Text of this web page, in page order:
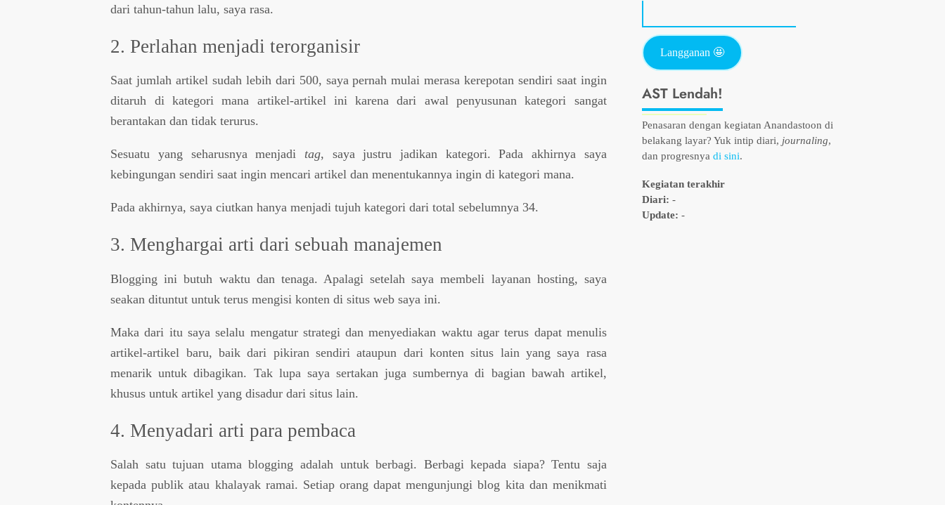
dari tahun-tahun lalu, saya rasa.
2. Perlahan menjadi terorganisir
Saat jumlah artikel sudah lebih dari 500, saya pernah mulai merasa kerepotan sendiri saat ingin
ditaruh di kategori mana artikel-artikel ini karena dari awal penyusunan kategori sangat
berantakan dan tidak terurus.
Sesuatu yang seharusnya menjadi tag, saya justru jadikan kategori. Pada akhirnya saya
kebingungan sendiri saat ingin mencari artikel dan menentukannya ingin di kategori mana.
Pada akhirnya, saya ciutkan hanya menjadi tujuh kategori dari total sebelumnya 34.
3. Menghargai arti dari sebuah manajemen
Blogging ini butuh waktu dan tenaga. Apalagi setelah saya membeli layanan hosting, saya
seakan dituntut untuk terus mengisi konten di situs web saya ini.
Maka dari itu saya selalu mengatur strategi dan menyediakan waktu agar terus dapat menulis
artikel-artikel baru, baik dari pikiran sendiri ataupun dari konten situs lain yang saya rasa
menarik untuk dibagikan. Tak lupa saya sertakan juga sumbernya di bagian bawah artikel,
khusus untuk artikel yang disadur dari situs lain.
4. Menyadari arti para pembaca
Salah satu tujuan utama blogging adalah untuk berbagi. Berbagi kepada siapa? Tentu saja
kepada publik atau khalayak ramai. Setiap orang dapat mengunjungi blog kita dan menikmati
AST Lendah!
Penasaran dengan kegiatan Anandastoon di
belakang layar? Yuk intip diari, journaling,
dan progresnyadi sini.
Kegiatan terakhir
Diari:-
Update:-